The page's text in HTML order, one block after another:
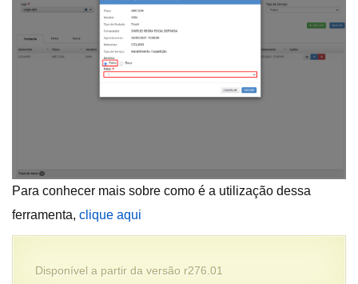
Para conhecer mais sobre como é a utilização dessa
ferramenta, clique aqui
Disponível a partir da versão r276.01